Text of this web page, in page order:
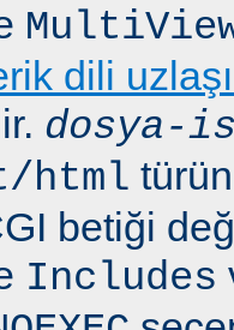
dili
dosya-
html
betiği
Includes